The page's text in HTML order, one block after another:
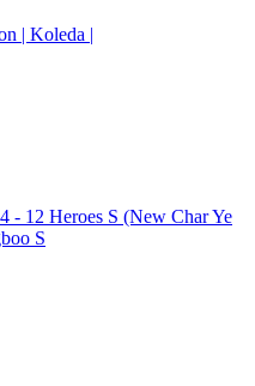
| Koleda |
- 12 Heroes S (New Char Ye
S